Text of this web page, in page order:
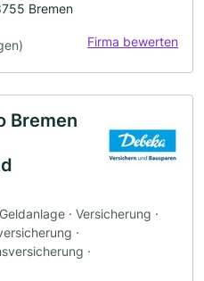
Bremen
Firma bewerten
Bremen
· Versicherung ·
·
·